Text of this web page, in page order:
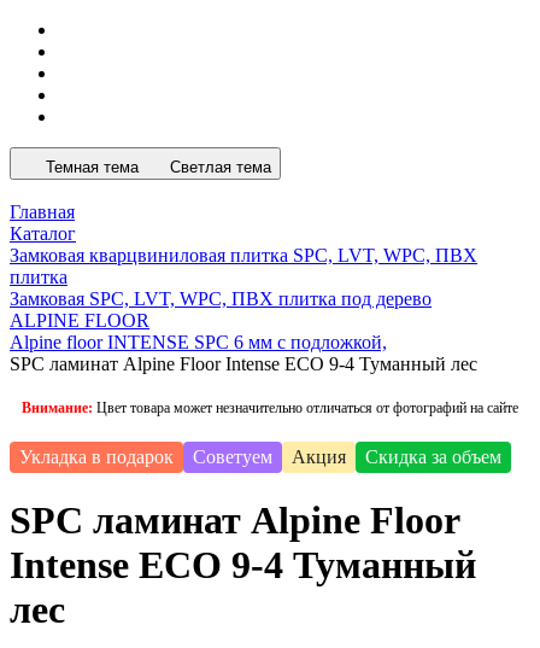
Темная тема Светлая тема
Главная
Каталог
Замковая кварцвиниловая плитка SPC, LVT, WPC, ПВХ
плитка
Замковая SPC, LVT, WPC, ПВХ плитка под дерево
ALPINE FLOOR
Alpine floor INTENSE SPC 6 мм с подложкой,
SPC ламинат Alpine Floor Intense ECO 9-4 Туманный лес
Внимание: Цвет товара может незначительно отличаться от фотографий на сайте
Укладка в подарок Советуем Акция Скидка за объем
SPC ламинат Alpine Floor
Intense ECO 9-4 Туманный
лес